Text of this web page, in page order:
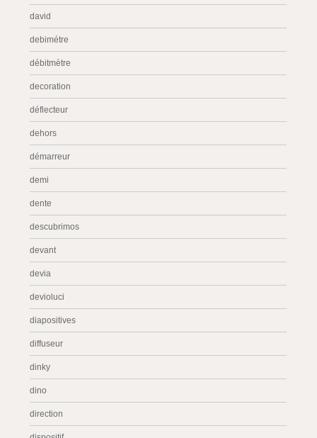
david
debimétre
débitmètre
decoration
déflecteur
dehors
démarreur
demi
dente
descubrimos
devant
devia
devioluci
diapositives
diffuseur
dinky
dino
direction